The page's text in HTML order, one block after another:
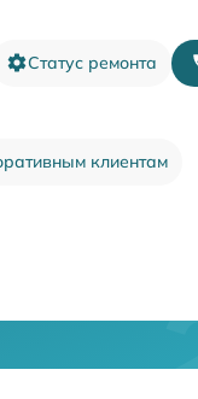
Статус ремонта
клиентам